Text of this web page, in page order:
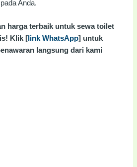
Anda.
harga terbaik untuk sewa toilet
Klik [ link WhatsApp] untuk
langsung dari kami